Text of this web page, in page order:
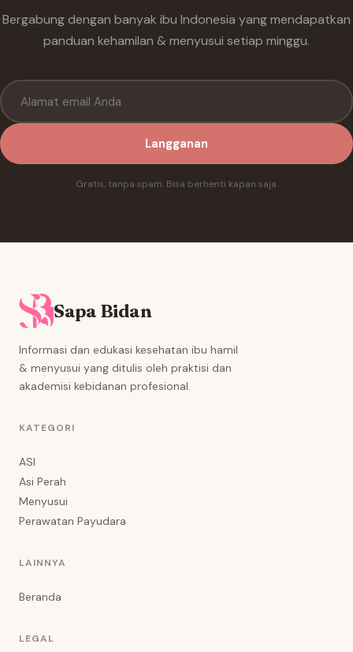
Bergabung dengan banyak ibu Indonesia yang mendapatkan
panduan kehamilan & menyusui setiap minggu.
Langganan
Gratis, tanpa spam. Bisa berhenti kapan saja.
Sapa Bidan
Informasi dan edukasi kesehatan ibu hamil
& menyusui yang ditulis oleh praktisi dan
akademisi kebidanan profesional.
KATEGORI
ASI
Asi Perah
Menyusui
Perawatan Payudara
LAINNYA
Beranda
LEGAL